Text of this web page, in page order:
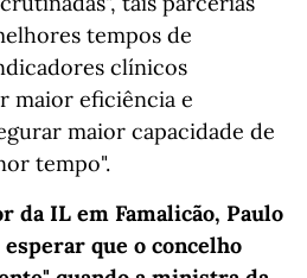
tempos de
clínicos
maior eficiência e
maior capacidade de
tempo".
da IL em Famalicão, Paulo
que o concelho